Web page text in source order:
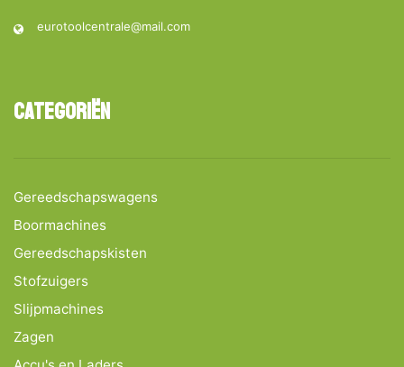
eurotoolcentrale@mail.com
Categoriën
Gereedschapswagens
Boormachines
Gereedschapskisten
Stofzuigers
Slijpmachines
Zagen